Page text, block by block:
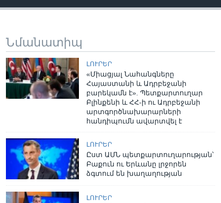
Նմանատիպ
ԼՈՒՐԵՐ
«Միացյալ Նահանգները
Հայաստանի և Ադրբեջանի
բարեկամն է». Պետքարտուղար
Բլինքենի և ՀՀ-ի ու Ադրբեջանի
արտգործնախարարների
հանդիպումն ավարտվել է
ԼՈՒՐԵՐ
Ըստ ԱՄՆ պետքարտուղարության՝
Բաքուն ու Երևանը լրջորեն
ձգտում են խաղաղության
ԼՈՒՐԵՐ